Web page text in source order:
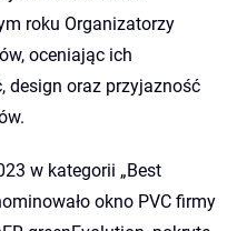
roku Organizatorzy
oceniając ich
design oraz przyjazność
w kategorii „Best
okno PVC firmy